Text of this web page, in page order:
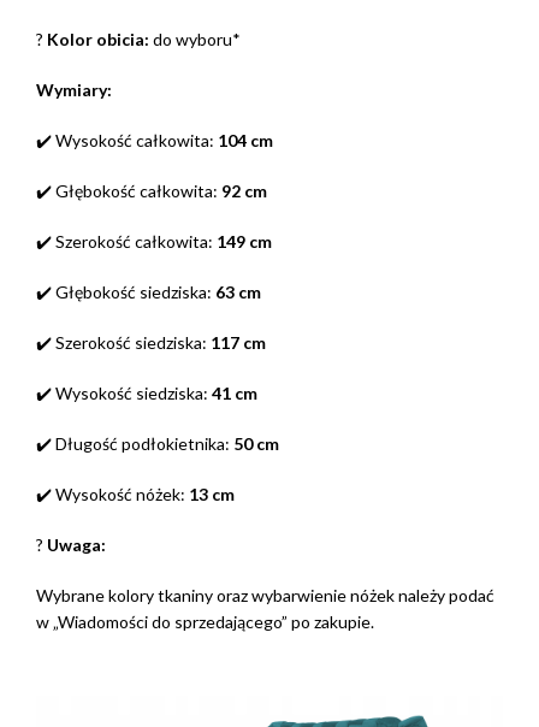
? Kolor obicia: do wyboru*
Wymiary:
✔️ Wysokość całkowita: 104 cm
✔️ Głębokość całkowita: 92 cm
✔️ Szerokość całkowita: 149 cm
✔️ Głębokość siedziska: 63 cm
✔️ Szerokość siedziska: 117 cm
✔️ Wysokość siedziska: 41 cm
✔️ Długość podłokietnika: 50 cm
✔️ Wysokość nóżek: 13 cm
? Uwaga:
Wybrane kolory tkaniny oraz wybarwienie nóżek należy podać
w „Wiadomości do sprzedającego” po zakupie.